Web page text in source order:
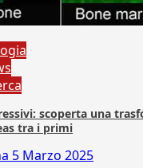
scoperta una
tra i primi
5 Marzo 2025